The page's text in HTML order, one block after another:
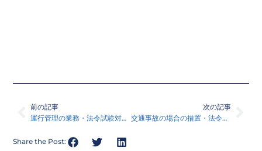
前の記事
運行管理の業務・法令試験対策講座116
次の記事
交通事故の場合の措置・法令試験対策講座117
Share the Post: